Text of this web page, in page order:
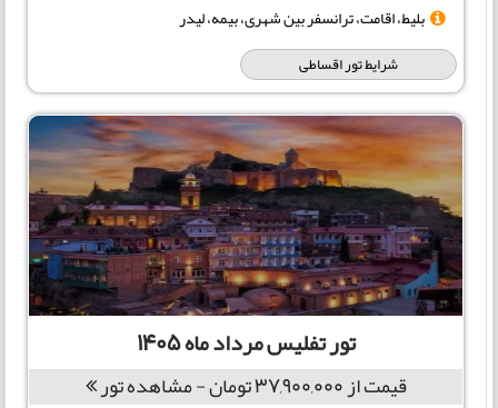
بلیط، اقامت، ترانسفر بین شهری، بیمه، لیدر
شرایط تور اقساطی
تور تفلیس مرداد ماه 1405
قیمت از 37,900,000 تومان - مشاهده تور